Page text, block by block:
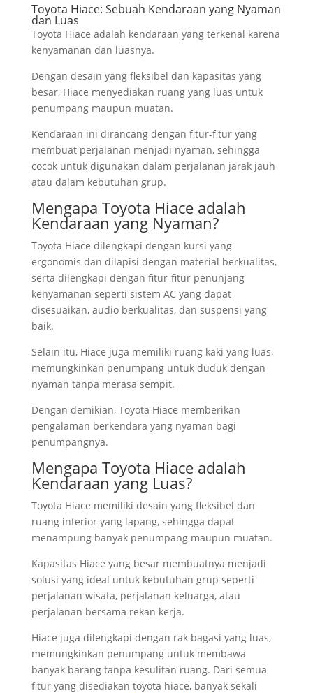
Toyota Hiace: Sebuah Kendaraan yang Nyaman
dan Luas
Toyota Hiace adalah kendaraan yang terkenal karena
kenyamanan dan luasnya.
Dengan desain yang fleksibel dan kapasitas yang
besar, Hiace menyediakan ruang yang luas untuk
penumpang maupun muatan.
Kendaraan ini dirancang dengan fitur-fitur yang
membuat perjalanan menjadi nyaman, sehingga
cocok untuk digunakan dalam perjalanan jarak jauh
atau dalam kebutuhan grup.
Mengapa Toyota Hiace adalah
Kendaraan yang Nyaman?
Toyota Hiace dilengkapi dengan kursi yang
ergonomis dan dilapisi dengan material berkualitas,
serta dilengkapi dengan fitur-fitur penunjang
kenyamanan seperti sistem AC yang dapat
disesuaikan, audio berkualitas, dan suspensi yang
baik.
Selain itu, Hiace juga memiliki ruang kaki yang luas,
memungkinkan penumpang untuk duduk dengan
nyaman tanpa merasa sempit.
Dengan demikian, Toyota Hiace memberikan
pengalaman berkendara yang nyaman bagi
penumpangnya.
Mengapa Toyota Hiace adalah
Kendaraan yang Luas?
Toyota Hiace memiliki desain yang fleksibel dan
ruang interior yang lapang, sehingga dapat
menampung banyak penumpang maupun muatan.
Kapasitas Hiace yang besar membuatnya menjadi
solusi yang ideal untuk kebutuhan grup seperti
perjalanan wisata, perjalanan keluarga, atau
perjalanan bersama rekan kerja.
Hiace juga dilengkapi dengan rak bagasi yang luas,
memungkinkan penumpang untuk membawa
banyak barang tanpa kesulitan ruang. Dari semua
fitur yang disediakan toyota hiace, banyak sekali